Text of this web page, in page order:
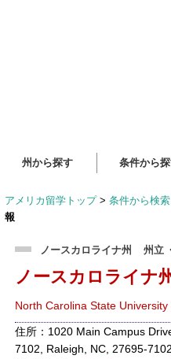
州から探す 条件から
アメリカ留学トップ > 条件から検索
報
ノースカロライナ州 州立
ノースカロライナ
North Carolina State University
住所：1020 Main Campus
7102, Raleigh, NC, 27695-